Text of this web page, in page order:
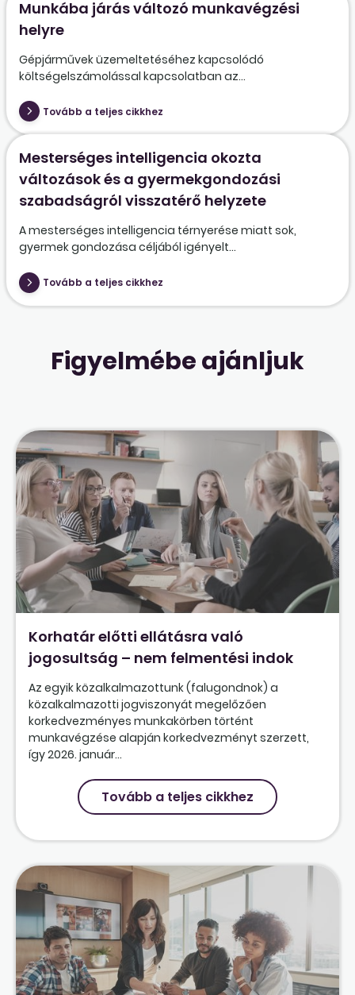
Munkába járás változó munkavégzési
helyre
Gépjárművek üzemeltetéséhez kapcsolódó
költségelszámolással kapcsolatban az...
Tovább a teljes cikkhez
Mesterséges intelligencia okozta
változások és a gyermekgondozási
szabadságról visszatérő helyzete
A mesterséges intelligencia térnyerése miatt sok,
gyermek gondozása céljából igényelt...
Tovább a teljes cikkhez
Figyelmébe ajánljuk
Korhatár előtti ellátásra való
jogosultság – nem felmentési indok
Az egyik közalkalmazottunk (falugondnok) a
közalkalmazotti jogviszonyát megelőzően
korkedvezményes munkakörben történt
munkavégzése alapján korkedvezményt szerzett,
így 2026. január...
Tovább a teljes cikkhez